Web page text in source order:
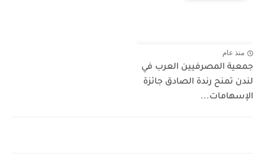
منذ عام
جمعية المصرفيين العرب في
لندن تمنح رندة الصادق جائزة
الإسهامات...